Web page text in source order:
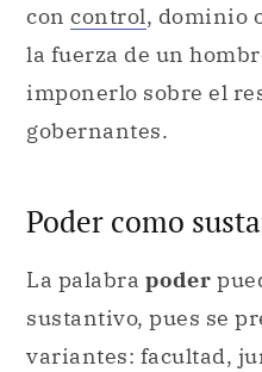
con control, dominio
la fuerza de un
imponerlo sobre el
gobernantes.
Poder como
La palabra poder
sustantivo, pues se
variantes: facultad,